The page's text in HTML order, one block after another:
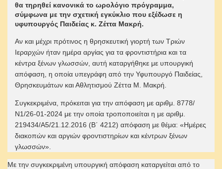
θα τηρηθεί κανονικά το ωρολόγιο πρόγραμμα,
σύμφωνα με την σχετική εγκύκλιο που εξέδωσε η
υφυπουργός Παιδείας κ. Ζέττα Μακρή.
Αν και μέχρι πρότινος η θρησκευτική γιορτή των Τριών
Ιεραρχών ήταν ημέρα αργίας για τα φροντιστήρια και τα
κέντρα ξένων γλωσσών, αυτή καταργήθηκε με υπουργική
απόφαση, η οποία υπεγράφη από την Υφυπουργό Παιδείας,
Θρησκευμάτων και Αθλητισμού Ζέττα Μ. Μακρή.
Συγκεκριμένα, πρόκειται για την απόφαση με αριθμ. 8778/
Ν1/26-01-2024 με την οποία τροποποιείται η με αριθμ.
219434/Α5/21.12.2016 (Β΄ 4212) απόφαση με θέμα: «Ημέρες
διακοπών και αργιών φροντιστηρίων και κέντρων ξένων
γλωσσών».
Με την συγκεκριμένη υπουργική απόφαση καταργείται από το